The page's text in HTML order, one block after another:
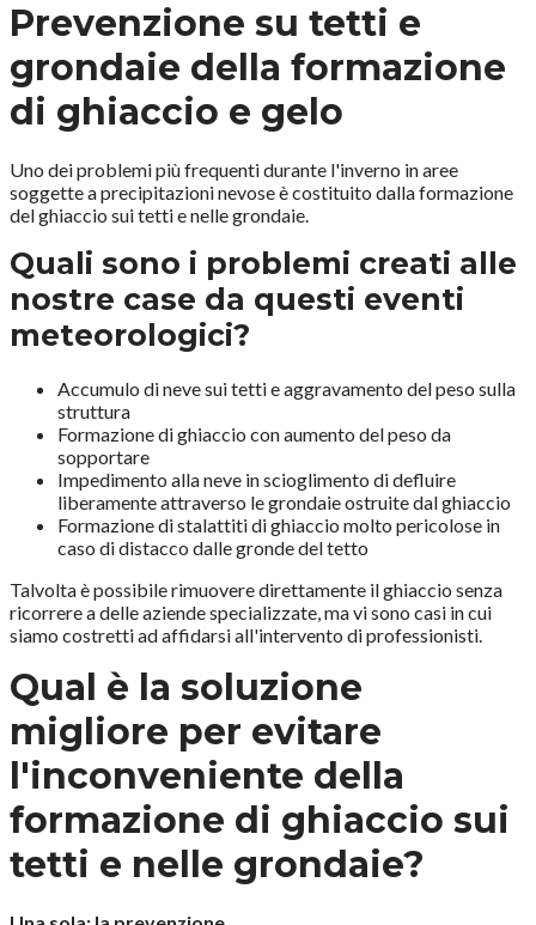
Prevenzione su tetti e
grondaie della formazione
di ghiaccio e gelo
Uno dei problemi più frequenti durante l'inverno in aree
soggette a precipitazioni nevose è costituito dalla formazione
del ghiaccio sui tetti e nelle grondaie.
Quali sono i problemi creati alle
nostre case da questi eventi
meteorologici?
Accumulo di neve sui tetti e aggravamento del peso sulla
struttura
Formazione di ghiaccio con aumento del peso da
sopportare
Impedimento alla neve in scioglimento di defluire
liberamente attraverso le grondaie ostruite dal ghiaccio
Formazione di stalattiti di ghiaccio molto pericolose in
caso di distacco dalle gronde del tetto
Talvolta è possibile rimuovere direttamente il ghiaccio senza
ricorrere a delle aziende specializzate, ma vi sono casi in cui
siamo costretti ad affidarsi all'intervento di professionisti.
Qual è la soluzione
migliore per evitare
l'inconveniente della
formazione di ghiaccio sui
tetti e nelle grondaie?